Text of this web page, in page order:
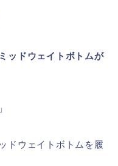
ミッドウェイトボトムが
ドウェイトボトムを履